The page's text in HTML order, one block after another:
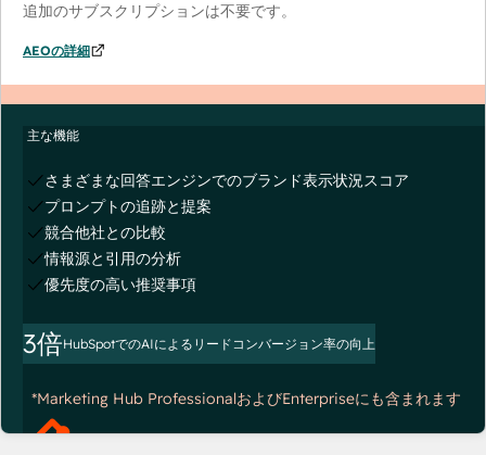
追加のサブスクリプションは不要です。
AEOの詳細
主な機能
さまざまな回答エンジンでのブランド表示状況スコア
プロンプトの追跡と提案
競合他社との比較
情報源と引用の分析
優先度の高い推奨事項
3倍HubSpotでのAIによるリードコンバージョン率の向上
*Marketing Hub ProfessionalおよびEnterpriseにも含まれます